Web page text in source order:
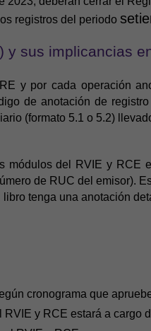
registros del periodo
y sus implicancias
y por cada operación
de anotación de
(formato 5.1 o 5.2)
módulos del RVIE y RCE
de RUC del emisor).
tenga una anotación
cronograma que
y RCE estará a cargo